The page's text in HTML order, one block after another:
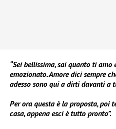
“Sei bellissima, sai quanto ti
emozionato. Amore dici sempre
adesso sono qui a dirti davanti a
Per ora questa è la proposta, poi
casa, appena esci è tutto pronto”.